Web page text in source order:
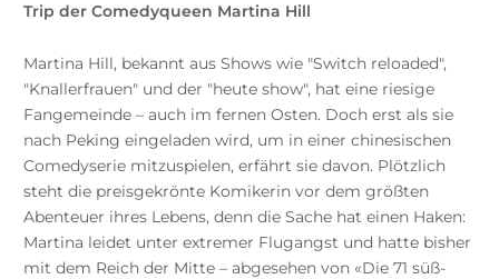
Trip der Comedyqueen Martina Hill
Martina Hill, bekannt aus Shows wie "Switch reloaded",
"Knallerfrauen" und der "heute show", hat eine riesige
Fangemeinde – auch im fernen Osten. Doch erst als sie
nach Peking eingeladen wird, um in einer chinesischen
Comedyserie mitzuspielen, erfährt sie davon. Plötzlich
steht die preisgekrönte Komikerin vor dem größten
Abenteuer ihres Lebens, denn die Sache hat einen Haken:
Martina leidet unter extremer Flugangst und hatte bisher
mit dem Reich der Mitte – abgesehen von «Die 71 süß-